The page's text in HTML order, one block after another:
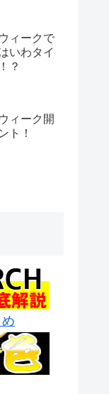
ィークで
いわタイ
？
ィーク開
ト！